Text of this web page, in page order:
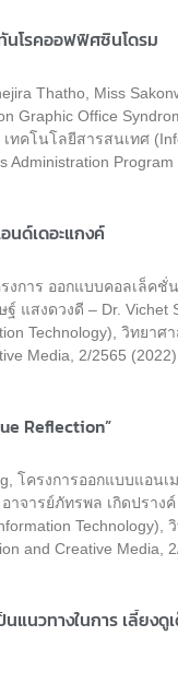
นโรคออฟฟิศซินโดรม
Thatho, Miss
Graphic Office
ทคโนโลยีสารสนเทศ
นด์เดอะแกงค์
การ ออกแบบคอลเล็คชั่
ฐ์ แสงดวงดี – Dr.
Technology), วิทย
Media, 2/2565 (2022)
Reflection”
โครงการออกแบบแอนเ
อาจารย์ภัทรพล เกิดปรา
and Creative Media,
แนวทางในการ เลี้ยง